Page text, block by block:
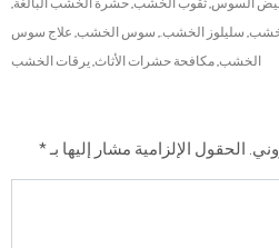
سليلوز الخشب. سوس الخشب علاج سوس
الخشب مكافحة حشرات الأثاث يرقات الخشب
الحقول الإلزامية مشار إليها بـ*